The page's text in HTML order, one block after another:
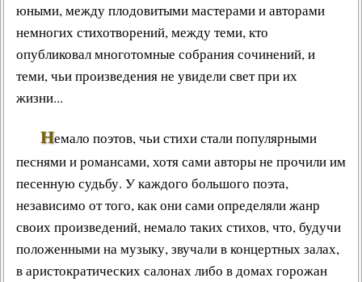
юными, между плодовитыми мастерами и авторами
немногих стихотворений, между теми, кто
опубликовал многотомные собрания сочинений, и
теми, чьи произведения не увидели свет при их
жизни...
Немало поэтов, чьи стихи стали популярными
песнями и романсами, хотя сами авторы не прочили им
песенную судьбу. У каждого большого поэта,
независимо от того, как они сами определяли жанр
своих произведений, немало таких стихов, что, будучи
положенными на музыку, звучали в концертных залах,
в аристократических салонах либо в домах горожан